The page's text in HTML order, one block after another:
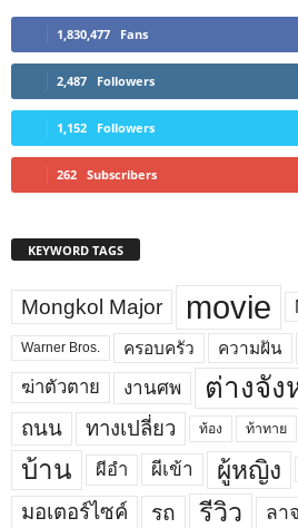
1,830,477 Fans
2,487 Followers
1,152 Followers
262 Subscribers
KEYWORD TAGS
Mongkol Major movie
Warner Bros. ครอบครัว ความฝัน
ฆ่าตัวตาย
งานศพ ต่างจัง
ถนน ทางเปลี่ยว ท้อง ท้าทาย
บ้าน ผีอำ ผีเข้า ผู้หญิง
มอเตอร์ไซค์ รถ รีวิว ลา